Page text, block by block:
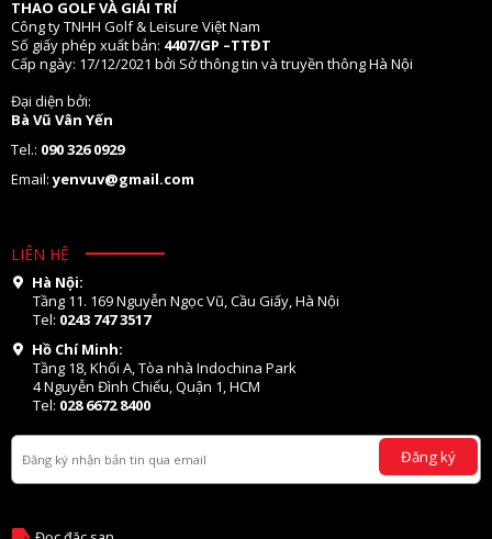
THAO GOLF VÀ GIẢI TRÍ
Công ty TNHH Golf & Leisure Việt Nam
Số giấy phép xuất bản: 4407/GP –TTĐT
Cấp ngày: 17/12/2021 bởi Sở thông tin và truyền thông Hà Nội
Đại diện bởi:
Bà Vũ Vân Yến
Tel.: 090 326 0929
Email:yenvuv@gmail.com
LIÊN HỆ
Hà Nội:
Tầng 11. 169 Nguyễn Ngọc Vũ, Cầu Giấy, Hà Nội
Tel: 0243 747 3517
Hồ Chí Minh:
Tầng 18, Khối A, Tòa nhà Indochina Park
4 Nguyễn Đình Chiểu, Quận 1, HCM
Tel: 028 6672 8400
Đăng ký